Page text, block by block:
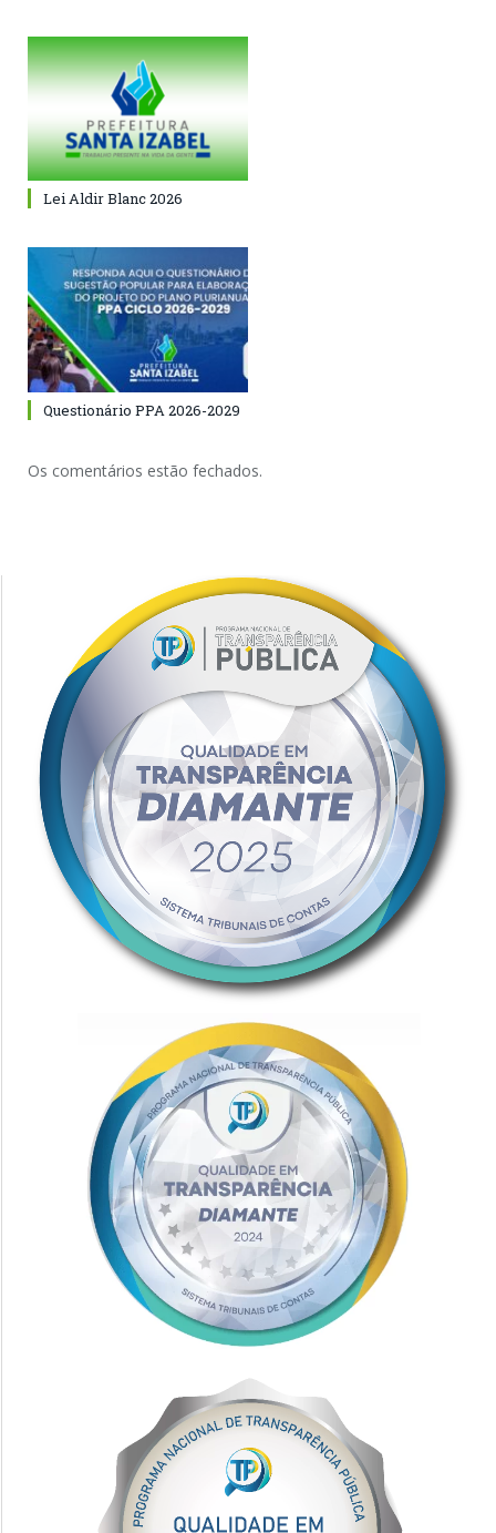
Lei Aldir Blanc 2026
Questionário PPA 2026-2029
Os comentários estão fechados.